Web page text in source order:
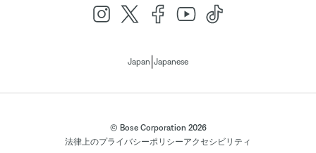
Japan Japanese
© Bose Corporation 2026
法律上のプライバシーポリシーアクセシビリティ